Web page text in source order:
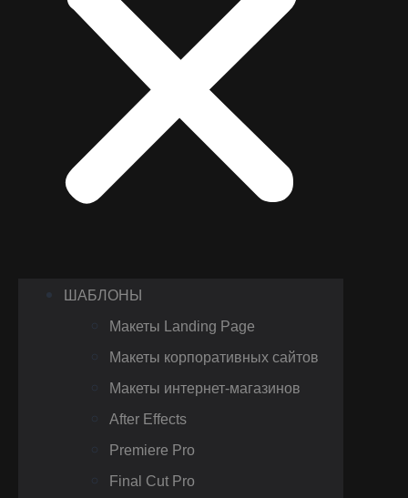
ШАБЛОНЫ
Макеты Landing Page
Макеты корпоративных сайтов
Макеты интернет-магазинов
After Effects
Premiere Pro
Final Cut Pro